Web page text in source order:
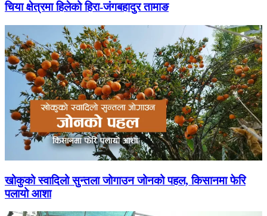
चिया क्षेत्रमा हिलेको हिरा-जंगबहादुर तामाङ
खोकुको स्वादिलो सुन्तला जोगाउन जोनको पहल, किसानमा फेरि
पलायो आशा